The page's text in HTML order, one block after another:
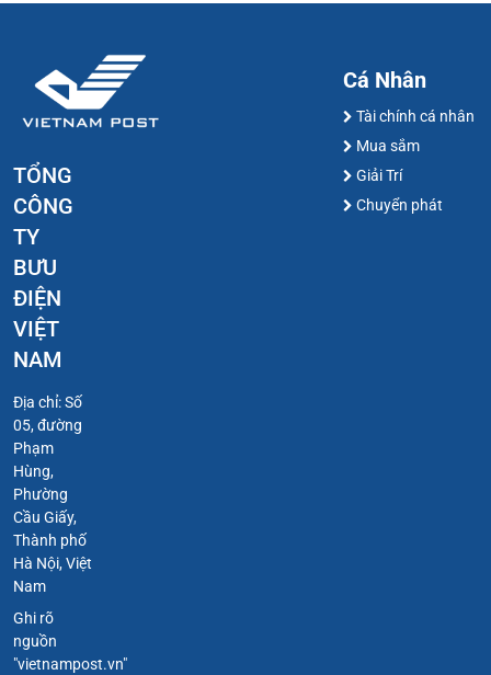
TỔNG
CÔNG
TY
BƯU
ĐIỆN
VIỆT
NAM
Địa chỉ: Số
05, đường
Phạm
Hùng,
Phường
Cầu Giấy,
Thành phố
Hà Nội, Việt
Nam
Ghi rõ
nguồn
"vietnampost.vn"
Cá Nhân
Tài chính cá nhân
Mua sắm
Giải Trí
Chuyển phát